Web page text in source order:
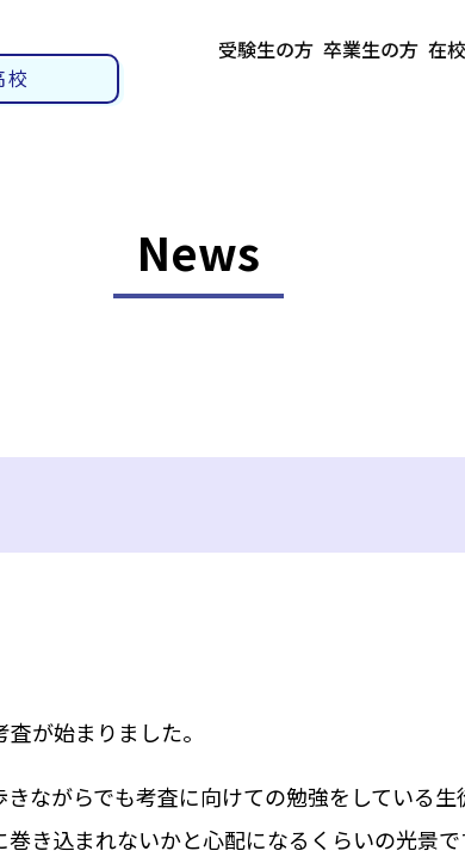
校
受験生の方 卒業生の方 在
News
が始まりました。
ながらでも考査に向けての勉強をしている
き込まれないかと心配になるくらいの光景で